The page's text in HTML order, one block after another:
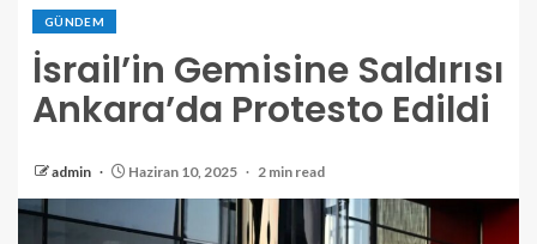
GÜNDEM
İsrail’in Gemisine Saldırısı
Ankara’da Protesto Edildi
admin Haziran 10, 2025 2 min read